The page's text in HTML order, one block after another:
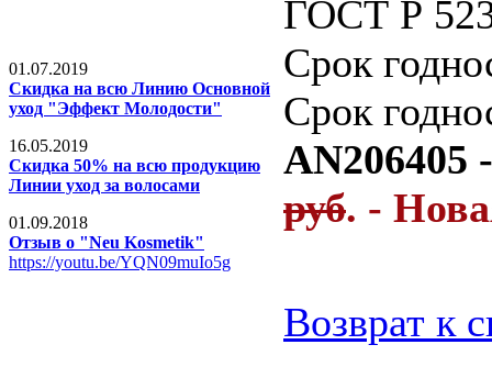
ГОСТ Р
Срок
Срок
AN206405
руб. -
Возврат к
01.07.2019
Скидка на всю Линию Основной
уход "Эффект Молодости"
16.05.2019
Скидка 50% на всю продукцию
Линии уход за волосами
01.09.2018
Отзыв о "Neu Kosmetik"
https://youtu.be/YQN09muIo5g